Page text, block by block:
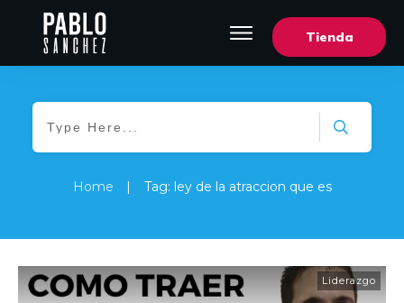
Tienda
Home Tag: ley de la atraccion que es
Liderazgo